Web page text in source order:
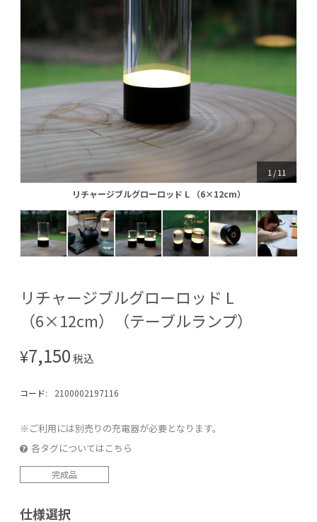
リチャージブルグローロッド L （6×12cm）
1 /11
リチャージブルグローロッド L （6×12cm）
リチャージブルグローロッド L
（6×12cm）（テーブルランプ）
¥7,150税込
コード: 2100002197116
※ご利用には別売りの充電器が必要となります。
各タグについてはこちら
完成品
仕様選択